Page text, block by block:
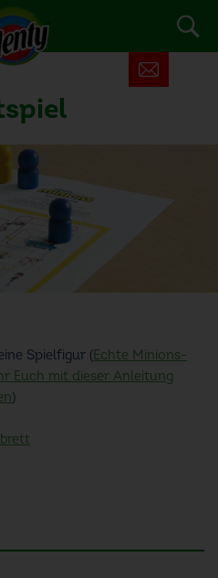
hilfreich
Spielfigur (Echte Minions-
Euch mit dieser Anleitung
)